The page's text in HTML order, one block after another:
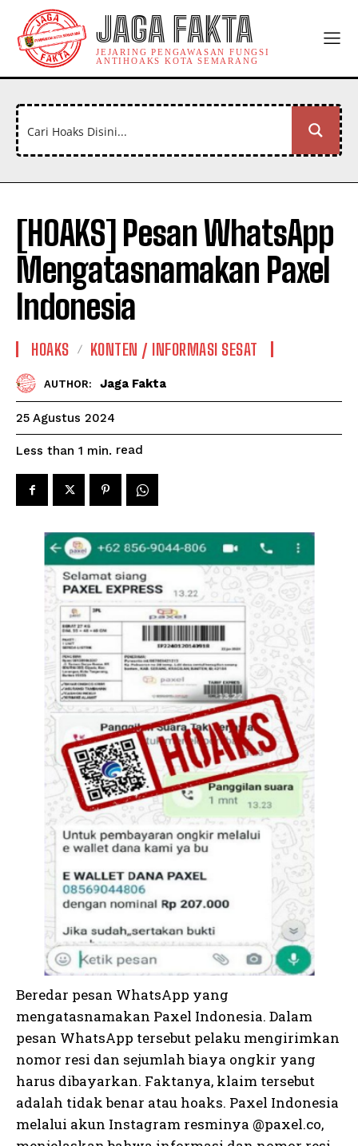
JAGA FAKTA
JEJARING PENGAWASAN FUNGSI
ANTIHOAKS KOTA SEMARANG
[HOAKS] Pesan WhatsApp
Mengatasnamakan Paxel
Indonesia
HOAKS KONTEN / INFORMASI SESAT
AUTHOR: Jaga Fakta
25 Agustus 2024
Less than 1 min. read
Beredar pesan WhatsApp yang
mengatasnamakan Paxel Indonesia. Dalam
pesan WhatsApp tersebut pelaku mengirimkan
nomor resi dan sejumlah biaya ongkir yang
harus dibayarkan. Faktanya, klaim tersebut
adalah tidak benar atau hoaks. Paxel Indonesia
melalui akun Instagram resminya @paxel.co,